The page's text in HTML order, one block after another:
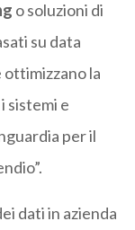
o soluzioni di
su data
la
sistemi e
per il
dati in azienda